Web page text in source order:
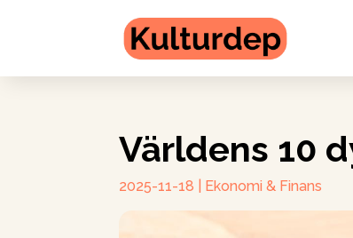
Världens 10
2025-11-18 Ekonomi & Finans